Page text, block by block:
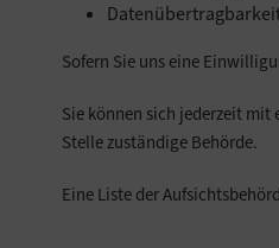
Sofern Sie uns eine
Sie können sich jederzeit mit
Stelle zuständige Behörde.
Eine Liste der